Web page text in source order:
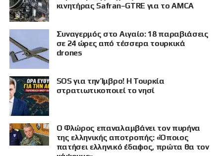
κινητήρας Safran–GTRE για το AMCA
Συναγερμός στο Αιγαίο: 18 παραβιάσεις
σε 24 ώρες από τέσσερα τουρκικά
drones
SOS για την Ίμβρο! Η Τουρκία
στρατιωτικοποιεί το νησί
Ο Φλώρος επαναλαμβάνει τον πυρήνα
της ελληνικής αποτροπής: «Όποιος
πατήσει ελληνικό έδαφος, πρώτα θα τον